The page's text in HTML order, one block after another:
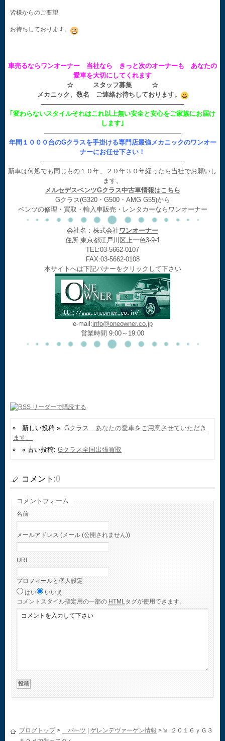
皆様からのご要望
お待ちしております。
車売るならワンオーナー 当社なら きっと次のオーナーも あなたの
愛車を大切にしてくれます
☆ スタッフ募集 ☆
メカニック、数名 ご連絡お待ちしております。
——————————————————————
｢変わらないスタイルそれはこれ以上無い安全と安心をご家族にお届け
します｣
—————————————————————
年間１０００台のGクラスを手掛ける専門店最強メカニックのワンオー
ナーにお任せ下さい！
——————————————————————
新車は何処でも同じもの１０年、２０年３０年経ったら当社でお願いし
ます。
メルセデスベンツGクラス中古車情報はこちら
Gクラス(G320・G500・AMG G55)から
ベンツの修理・買取・輸入車販売・レンタカーならワンオーナー
会社名：株式会社ワンオーナー
住所:東京都江戸川区上一色3-9-1
TEL:03-5662-0107
FAX:03-5662-0108
本サイトへは下記バナーをクリックして下さい
e-mail:info@oneowner.co.jp
営業時間 9:00～19:00
新しい投稿 »: Gクラス あなたの愛車をご用意させていただき
ます。
« 古い投稿: Gクラス全国出張買取
コメント:0
コメントフォーム
名前
メールアドレス (メール (公開されません))
URI
プロフィールと個人設定
はい
いいえ
コメント スタイル指定用の一部の HTMLタグが使用できます。
ブログトップ> パーツ ゲレンデヴァーゲン情報 >
２０１６ｙＧ３